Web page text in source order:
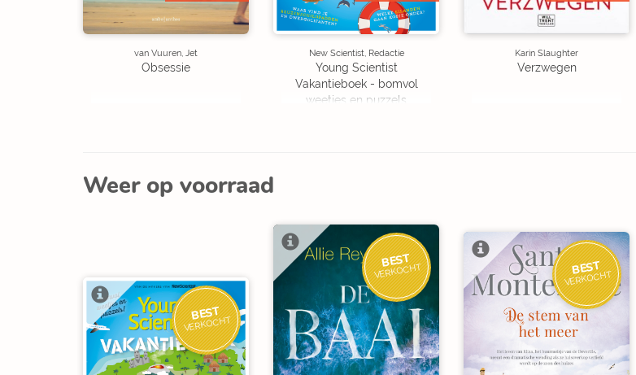
van Vuuren, Jet
Obsessie
New Scientist, Redactie
Young Scientist
Vakantieboek - bomvol
weetjes en puzzels
Karin Slaughter
Verzwegen
Weer op voorraad
BEST
VERKOCHT
BEST
VERKOCHT BEST
VERKOCHT